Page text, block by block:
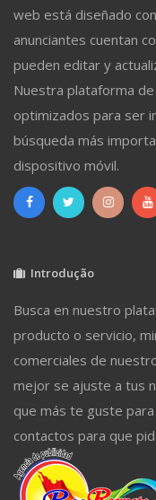
web está diseñado
anunciantes cuentan
pueden editar y
Nuestra plataforma
optimizados para ser
búsqueda más
dispositivo móvil.
Introdução
Busca en nuestro
producto o servicio,
comerciales de
mejor se ajuste a tus
que más te guste
contactos para que